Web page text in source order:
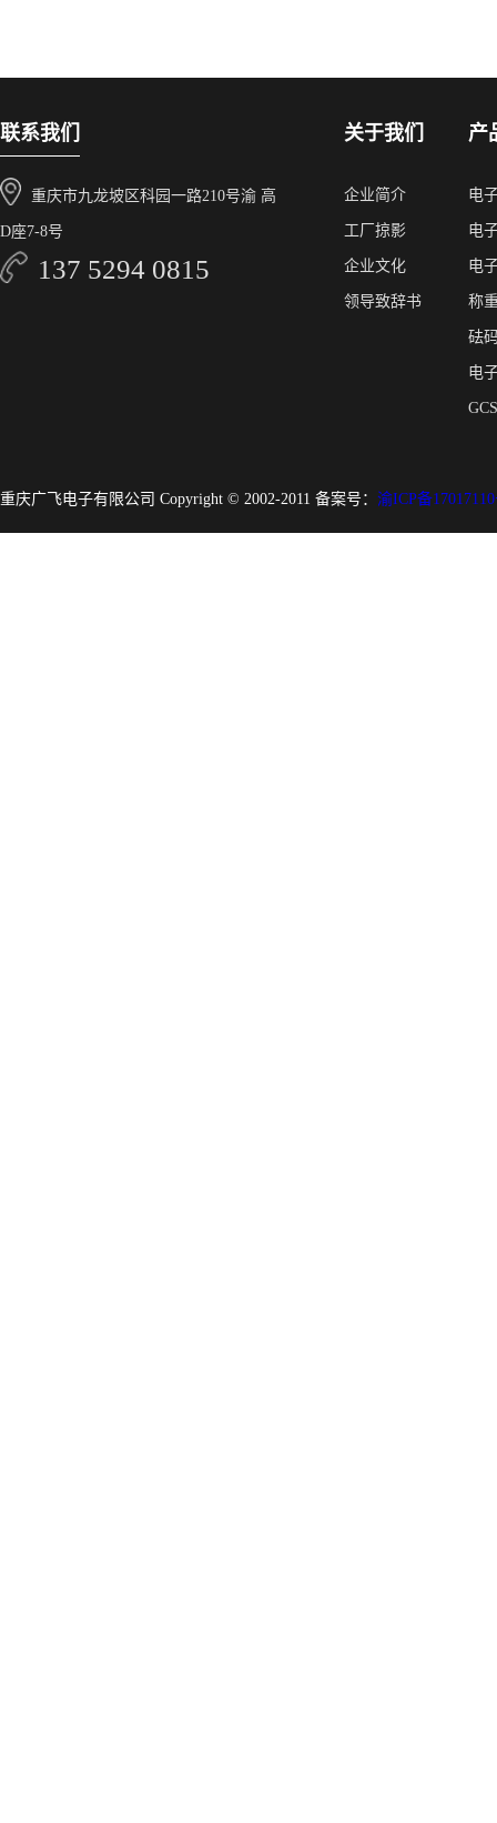
联系我们
重庆市九龙坡区科园一路210号渝 高
D座7-8号
137 5294 0815
关于我们
企业简介
工厂掠影
企业文化
领导致辞书
产
电
电
电
称
砝
电
重庆广飞电子有限公司 Copyright © 2002-2011 备案号： 渝ICP备